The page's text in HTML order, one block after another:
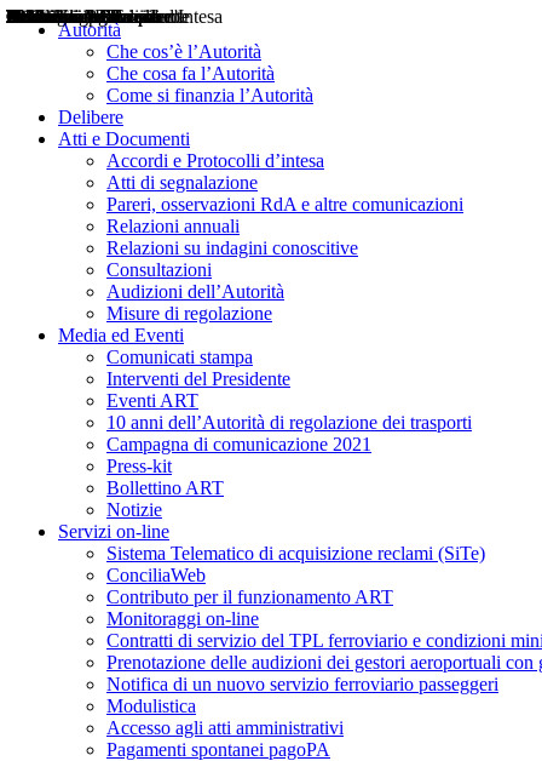
Autorità
Che cos’è l’Autorità
Che cosa fa l’Autorità
Come si finanzia l’Autorità
Delibere
Atti e Documenti
Accordi e Protocolli d’intesa
Atti di segnalazione
Pareri, osservazioni RdA e altre comunicazioni
Relazioni annuali
Relazioni su indagini conoscitive
Consultazioni
Audizioni dell’Autorità
Misure di regolazione
Media ed Eventi
Comunicati stampa
Interventi del Presidente
Eventi ART
10 anni dell’Autorità di regolazione dei trasporti
Campagna di comunicazione 2021
Press-kit
Bollettino ART
Notizie
Servizi on-line
Sistema Telematico di acquisizione reclami (SiTe)
ConciliaWeb
Contributo per il funzionamento ART
Monitoraggi on-line
Contratti di servizio del TPL ferroviario e condizioni
Prenotazione delle audizioni dei gestori aeroportuali con
Notifica di un nuovo servizio ferroviario passeggeri
Modulistica
Accesso agli atti amministrativi
Pagamenti spontanei pagoPA
Delibere
Pareri
Consultazioni
Audizioni
Atti di Segnalazione
Accordi e Protocolli d'Intesa
Relazioni annuali
Misure di regolazione
Notizie
Comunicati Stampa
Bollettini ART
Convegni ART
Interviste del Presidente
Articoli in primo piano
Interventi del Presidente
2004
2005
2010
2013
2014
2015
2016
2017
2018
2019
202
2020
2021
2022
2023
2024
2025
2026
Aereo
Marittimo
Terrestre